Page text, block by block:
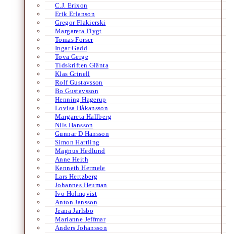
C.J. Erixon
Erik Erlanson
Gregor Flakierski
Margareta Flygt
Tomas Forser
Ingar Gadd
Tova Gerge
Tidskriften Glänta
Klas Grinell
Rolf Gustavsson
Bo Gustavsson
Henning Hagerup
Lovisa Håkansson
Margareta Hallberg
Nils Hansson
Gunnar D Hansson
Simon Hartling
Magnus Hedlund
Anne Heith
Kenneth Hermele
Lars Hertzberg
Johannes Heuman
Ivo Holmqvist
Anton Jansson
Jeana Jarlsbo
Marianne Jeffmar
Anders Johansson